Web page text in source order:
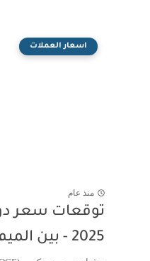
اسعار العملات
منذ عام
2025 - بين الميم والواقع